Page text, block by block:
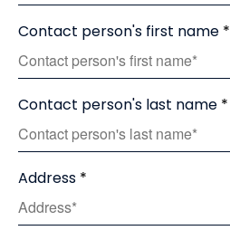
Log in
NL EN
Contact person's first name
Contact person's last name
Address